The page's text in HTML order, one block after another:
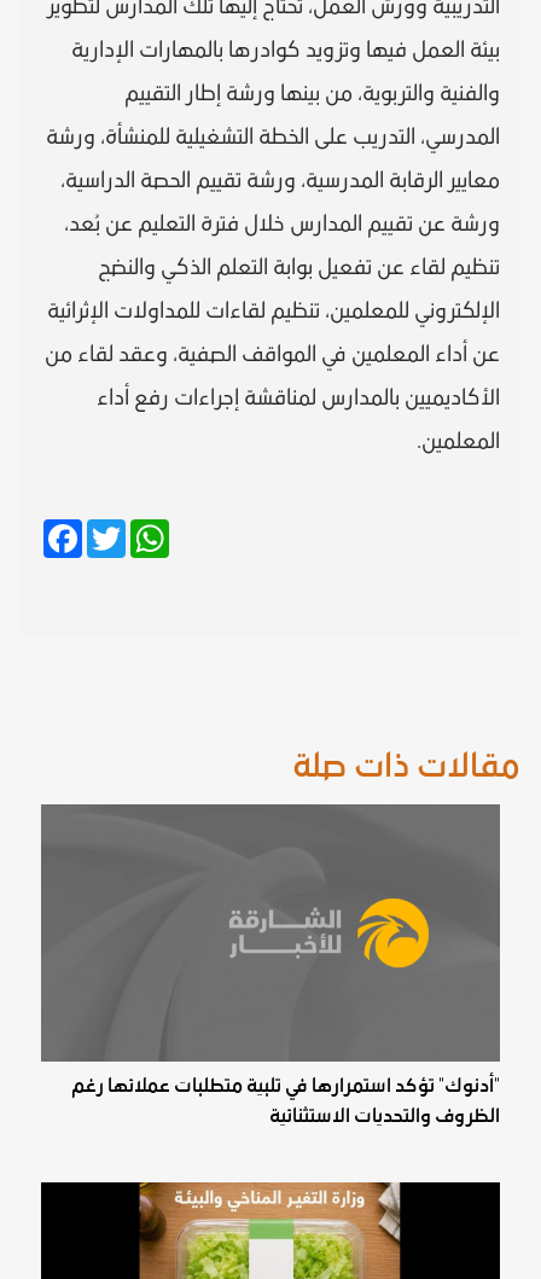
مقالات ذات صلة
"أدنوك" تؤكد استمرارها في تلبية متطلبات عملائها رغم
الظروف والتحديات الاستثنائية
التدريبية وورش العمل، تحتاج إليها تلك المدارس لتطوير
بيئة العمل فيها وتزويد كوادرها بالمهارات الإدارية
والفنية والتربوية، من بينها ورشة إطار التقييم
المدرسي، التدريب على الخطة التشغيلية للمنشأة، ورشة
معايير الرقابة المدرسية، ورشة تقييم الحصة الدراسية،
ورشة عن تقييم المدارس خلال فترة التعليم عن بُعد،
تنظيم لقاء عن تفعيل بوابة التعلم الذكي والنضج
الإلكتروني للمعلمين، تنظيم لقاءات للمداولات الإثرائية
عن أداء المعلمين في المواقف الصفية، وعقد لقاء من
الأكاديميين بالمدارس لمناقشة إجراءات رفع أداء
المعلمين.
Facebook
Twitter